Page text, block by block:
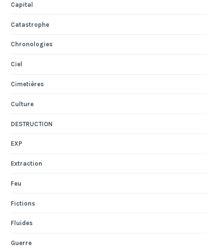
Capital
Catastrophe
Chronologies
Ciel
Cimetières
Culture
DESTRUCTION
EXP
Extraction
Feu
Fictions
Fluides
Guerre